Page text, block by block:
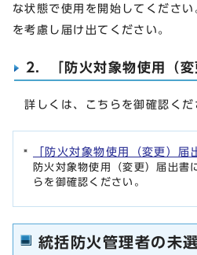
な状態で使用を開始してくださ
を考慮し届け出てください。
2．「防火対象物使用（
詳しくは、こちらを御確認くだ
「防火対象物使用（変更）届
防火対象物使用（変更）届出書
らを御確認ください。
統括防火管理者の未